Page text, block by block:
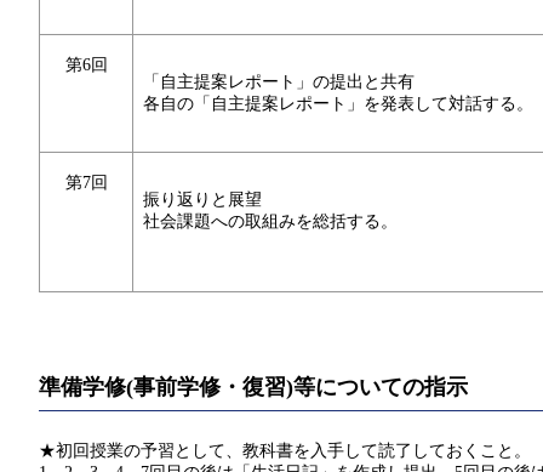
第6回
「自主提案レポート」の提出と共有
各自の「自主提案レポート」を発表して対話する。
第7回
振り返りと展望
社会課題への取組みを総括する。
準備学修(事前学修・復習)等についての指示
★初回授業の予習として、教科書を入手して読了しておくこと。